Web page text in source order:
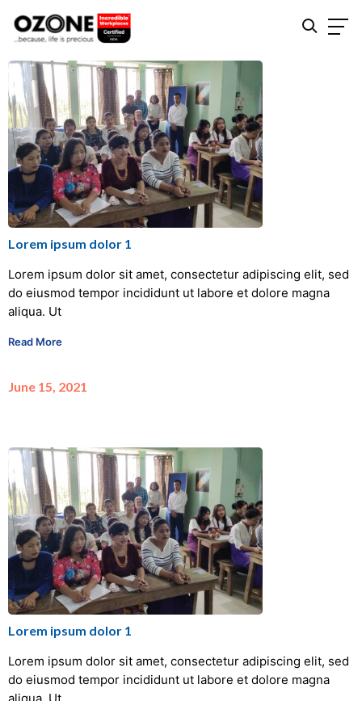
Lorem ipsum dolor 1
Lorem ipsum dolor sit amet, consectetur adipiscing elit, sed
do eiusmod tempor incididunt ut labore et dolore magna
aliqua. Ut
Read More
June 15, 2021
Lorem ipsum dolor 1
Lorem ipsum dolor sit amet, consectetur adipiscing elit, sed
do eiusmod tempor incididunt ut labore et dolore magna